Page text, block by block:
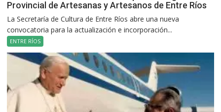
Provincial de Artesanas y Artesanos de Entre Ríos
La Secretaría de Cultura de Entre Ríos abre una nueva
convocatoria para la actualización e incorporación...
ENTRE RÍOS